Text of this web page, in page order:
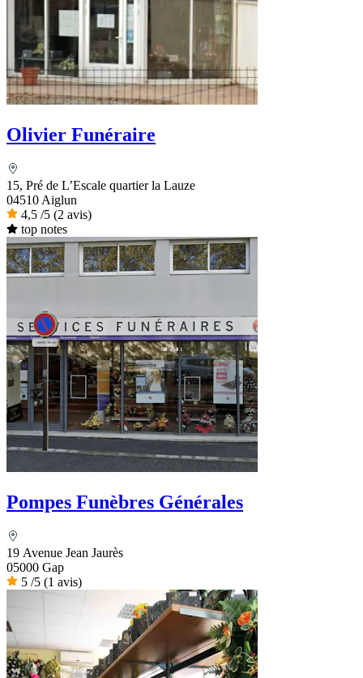
Olivier Funéraire
15, Pré de L’Escale quartier la Lauze
04510 Aiglun
4,5 /5 (2 avis)
top notes
Pompes Funèbres Générales
19 Avenue Jean Jaurès
05000 Gap
5 /5 (1 avis)